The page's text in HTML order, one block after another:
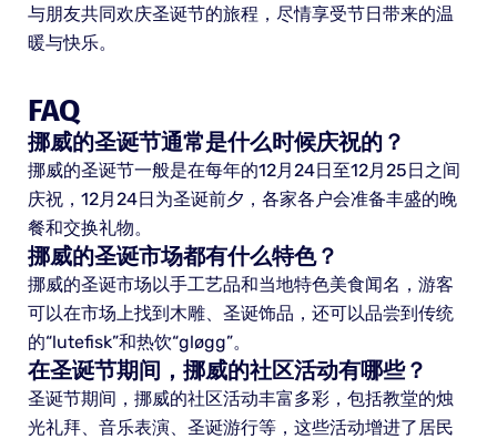
与朋友共同欢庆圣诞节的旅程，尽情享受节日带来的温
暖与快乐。
FAQ
挪威的圣诞节通常是什么时候庆祝的？
挪威的圣诞节一般是在每年的12月24日至12月25日之间
庆祝，12月24日为圣诞前夕，各家各户会准备丰盛的晚
餐和交换礼物。
挪威的圣诞市场都有什么特色？
挪威的圣诞市场以手工艺品和当地特色美食闻名，游客
可以在市场上找到木雕、圣诞饰品，还可以品尝到传统
的“lutefisk”和热饮“gløgg”。
在圣诞节期间，挪威的社区活动有哪些？
圣诞节期间，挪威的社区活动丰富多彩，包括教堂的烛
光礼拜、音乐表演、圣诞游行等，这些活动增进了居民